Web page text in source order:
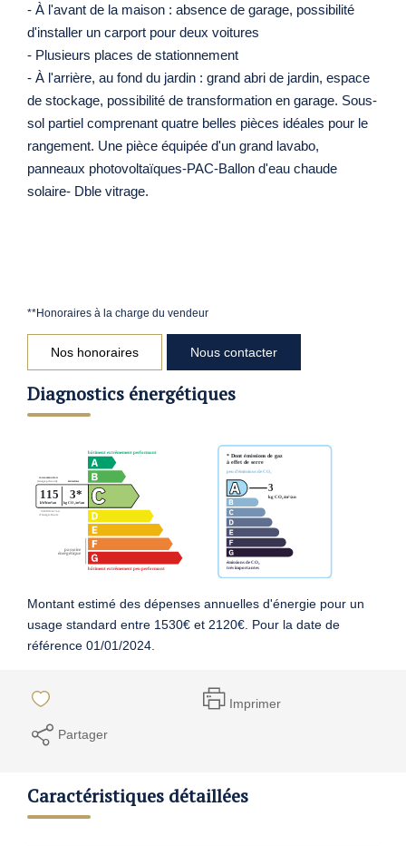
- À l'avant de la maison : absence de garage, possibilité
d'installer un carport pour deux voitures
- Plusieurs places de stationnement
- À l'arrière, au fond du jardin : grand abri de jardin, espace
de stockage, possibilité de transformation en garage. Sous-
sol partiel comprenant quatre belles pièces idéales pour le
rangement. Une pièce équipée d'un grand lavabo,
panneaux photovoltaïques-PAC-Ballon d'eau chaude
solaire- Dble vitrage.
**Honoraires à la charge du vendeur
Nos honoraires Nous contacter
Diagnostics énergétiques
Montant estimé des dépenses annuelles d'énergie pour un
usage standard entre 1530€ et 2120€. Pour la date de
référence 01/01/2024.
Imprimer
Partager
Caractéristiques détaillées